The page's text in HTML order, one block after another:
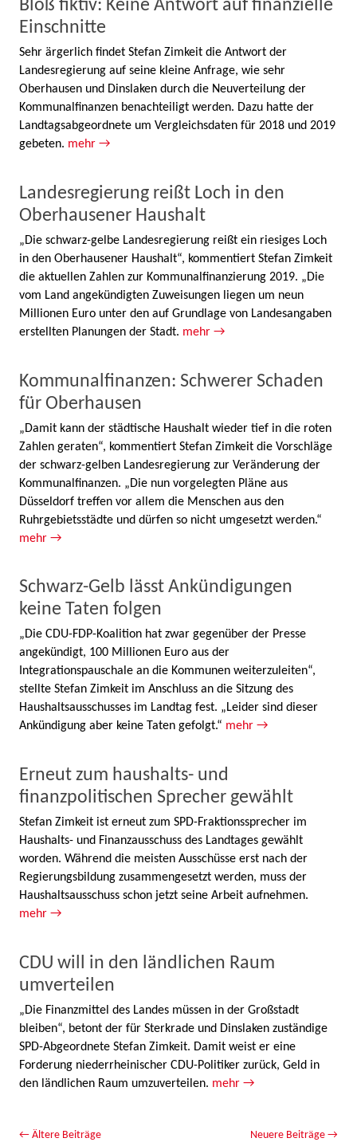
Bloß fiktiv: Keine Antwort auf finanzielle
Einschnitte
Sehr ärgerlich findet Stefan Zimkeit die Antwort der
Landesregierung auf seine kleine Anfrage, wie sehr
Oberhausen und Dinslaken durch die Neuverteilung der
Kommunalfinanzen benachteiligt werden. Dazu hatte der
Landtagsabgeordnete um Vergleichsdaten für 2018 und 2019
gebeten. mehr →
Landesregierung reißt Loch in den
Oberhausener Haushalt
„Die schwarz-gelbe Landesregierung reißt ein riesiges Loch
in den Oberhausener Haushalt“, kommentiert Stefan Zimkeit
die aktuellen Zahlen zur Kommunalfinanzierung 2019. „Die
vom Land angekündigten Zuweisungen liegen um neun
Millionen Euro unter den auf Grundlage von Landesangaben
erstellten Planungen der Stadt. mehr →
Kommunalfinanzen: Schwerer Schaden
für Oberhausen
„Damit kann der städtische Haushalt wieder tief in die roten
Zahlen geraten“, kommentiert Stefan Zimkeit die Vorschläge
der schwarz-gelben Landesregierung zur Veränderung der
Kommunalfinanzen. „Die nun vorgelegten Pläne aus
Düsseldorf treffen vor allem die Menschen aus den
Ruhrgebietsstädte und dürfen so nicht umgesetzt werden.“
mehr →
Schwarz-Gelb lässt Ankündigungen
keine Taten folgen
„Die CDU-FDP-Koalition hat zwar gegenüber der Presse
angekündigt, 100 Millionen Euro aus der
Integrationspauschale an die Kommunen weiterzuleiten“,
stellte Stefan Zimkeit im Anschluss an die Sitzung des
Haushaltsausschusses im Landtag fest. „Leider sind dieser
Ankündigung aber keine Taten gefolgt.“ mehr →
Erneut zum haushalts- und
finanzpolitischen Sprecher gewählt
Stefan Zimkeit ist erneut zum SPD-Fraktionssprecher im
Haushalts- und Finanzausschuss des Landtages gewählt
worden. Während die meisten Ausschüsse erst nach der
Regierungsbildung zusammengesetzt werden, muss der
Haushaltsausschuss schon jetzt seine Arbeit aufnehmen.
mehr →
CDU will in den ländlichen Raum
umverteilen
„Die Finanzmittel des Landes müssen in der Großstadt
bleiben“, betont der für Sterkrade und Dinslaken zuständige
SPD-Abgeordnete Stefan Zimkeit. Damit weist er eine
Forderung niederrheinischer CDU-Politiker zurück, Geld in
den ländlichen Raum umzuverteilen. mehr →
Beitrags-Navigation
← Ältere Beiträge Neuere Beiträge →